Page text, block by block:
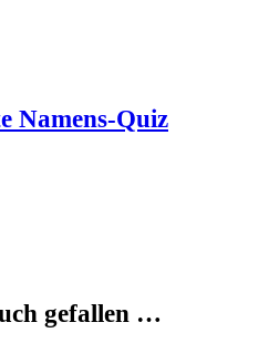
Namens-Quiz
gefallen …